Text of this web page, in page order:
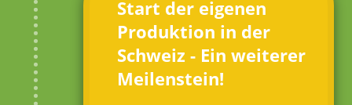
Start der eigenen
Produktion in der
Schweiz - Ein weiterer
Meilenstein!